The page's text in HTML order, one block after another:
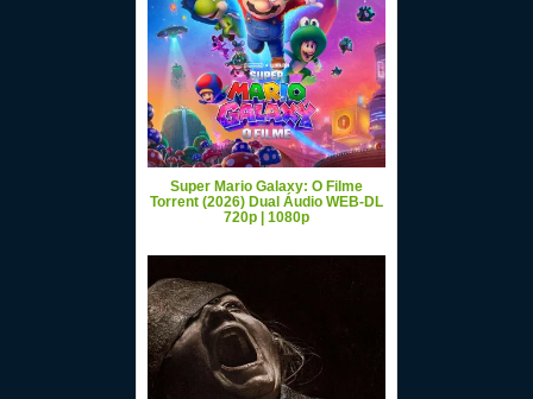
Super Mario Galaxy: O Filme
Torrent (2026) Dual Áudio WEB-DL
720p | 1080p